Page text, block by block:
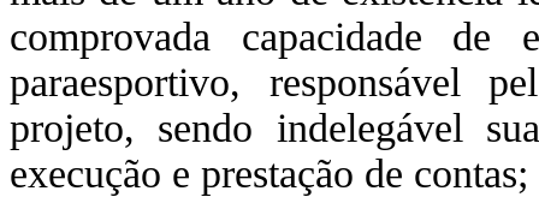
comprovada capacidade de
paraesportivo, responsável
projeto, sendo indelegável
execução e prestação de contas;